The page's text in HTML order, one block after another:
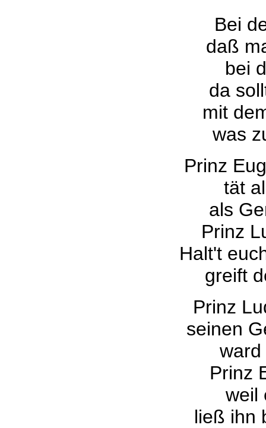
Bei
daß
bei
da
mit
was
Prinz
tät
als
Prinz
Halt't
greift
Prinz
seinen
ward
Prinz
weil
ließ ihn